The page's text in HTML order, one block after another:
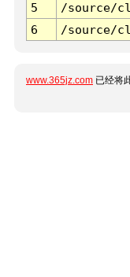
5
/source/
6
/source/
www.365jz.com 已经将